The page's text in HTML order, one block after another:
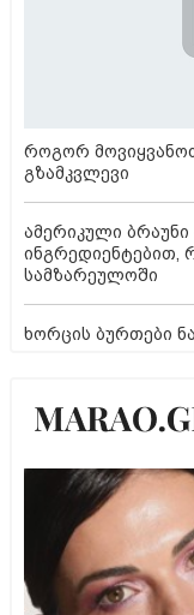
როგორ
გზამკვლევი
ამერიკული
ინგრედიენტებით,
სამზარეულოში
ხორცის ბურთები